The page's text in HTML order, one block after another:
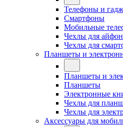
Телефоны и
Смартфоны
Мобильные
Чехлы для
Чехлы для
Планшеты и
Планшеты и
Планшеты
Электронные
Чехлы для
Чехлы для
Аксессуары для